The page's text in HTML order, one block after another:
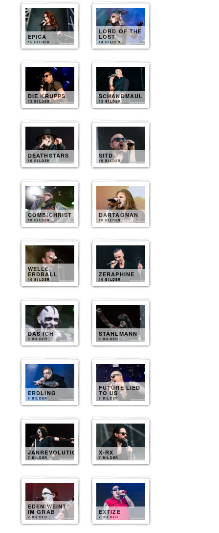
EPICA
15 BILDER
LORD OF THE
LOST
14 BILDER
DIE KRUPPS
12 BILDER
SCHANDMAUL
12 BILDER
DEATHSTARS
10 BILDER
SITD
10 BILDER
COMBICHRIST
10 BILDER
DARTAGNAN
10 BILDER
WELLE
ERDBALL
10 BILDER
ZERAPHINE
10 BILDER
DAS ICH
9 BILDER
STAHLMANN
8 BILDER
ERDLING
8 BILDER
FUTURE LIED
TO US
7 BILDER
JANREVOLUTION
7 BILDER
X-RX
7 BILDER
EDEN WEINT
IM GRAB
7 BILDER
EXTIZE
7 BILDER